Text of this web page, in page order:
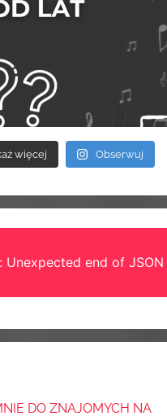
więcej Obserwuj
Unexpected end of
DO ZNAJOMYCH NA